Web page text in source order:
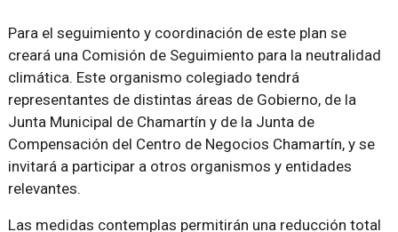
Para el seguimiento y coordinación de este plan se
creará una Comisión de Seguimiento para la neutralidad
climática. Este organismo colegiado tendrá
representantes de distintas áreas de Gobierno, de la
Junta Municipal de Chamartín y de la Junta de
Compensación del Centro de Negocios Chamartín, y se
invitará a participar a otros organismos y entidades
relevantes.
Las medidas contemplas permitirán una reducción total